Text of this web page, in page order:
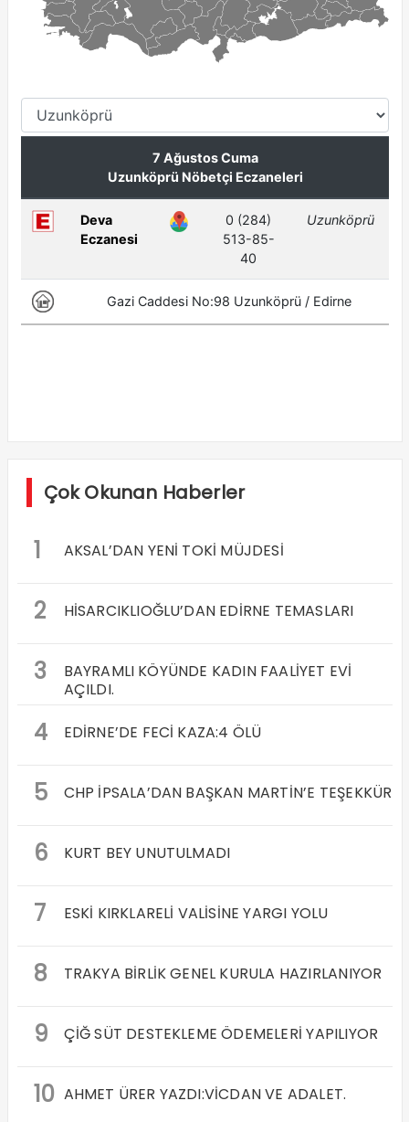
Çok Okunan Haberler
1 AKSAL’DAN YENİ TOKİ MÜJDESİ
2 HİSARCIKLIOĞLU’DAN EDİRNE TEMASLARI
3
BAYRAMLI KÖYÜNDE KADIN FAALİYET EVİ
AÇILDI.
4 EDİRNE’DE FECİ KAZA:4 ÖLÜ
5 CHP İPSALA’DAN BAŞKAN MARTİN’E TEŞEKKÜR
6 KURT BEY UNUTULMADI
7 ESKİ KIRKLARELİ VALİSİNE YARGI YOLU
8 TRAKYA BİRLİK GENEL KURULA HAZIRLANIYOR
9 ÇİĞ SÜT DESTEKLEME ÖDEMELERİ YAPILIYOR
10 AHMET ÜRER YAZDI:VİCDAN VE ADALET.